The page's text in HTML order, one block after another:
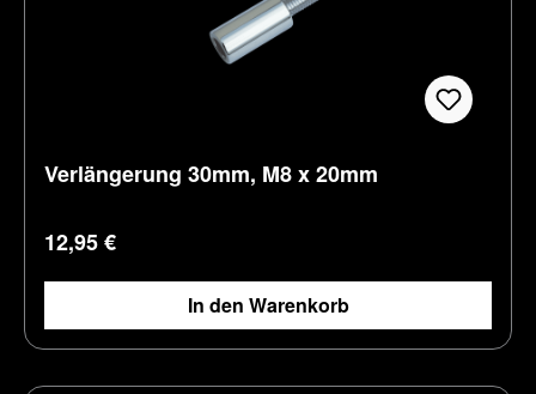
Verlängerung 30mm, M8 x 20mm
Regulärer Preis:
12,95 €
In den Warenkorb